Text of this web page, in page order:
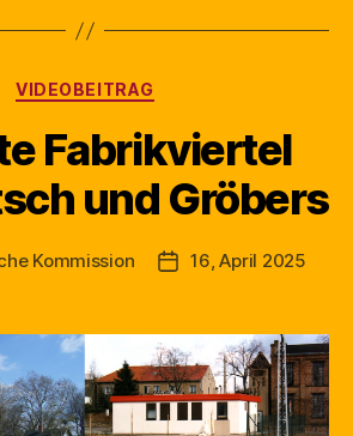
Kategorien
VIDEOBEITRAG
Fabrikviertel
und Gröbers
Kommission Beitragsdatum
16, April 2025